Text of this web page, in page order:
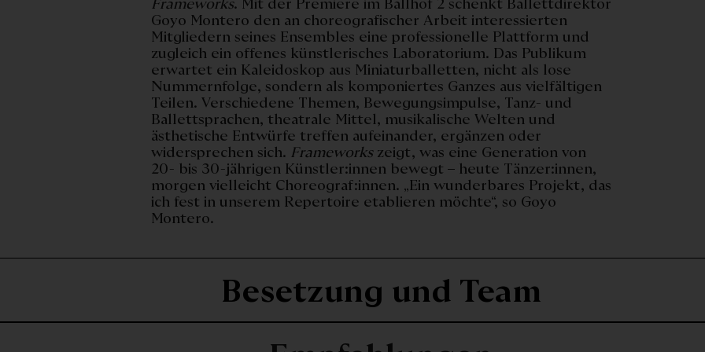
Goyo Montero den an choreografischer Arbeit interessierten
Mitgliedern seines Ensembles eine professionelle Plattform und
zugleich ein offenes künstlerisches Laboratorium. Das Publikum
erwartet ein Kaleidoskop aus Miniaturballetten, nicht als lose
Nummernfolge, sondern als komponiertes Ganzes aus vielfältigen
Teilen. Verschiedene Themen, Bewegungsimpulse, Tanz- und
Ballettsprachen, theatrale Mittel, musikalische Welten und
ästhetische Entwürfe treffen aufeinander, ergänzen oder
widersprechen sich. Frameworkszeigt, was eine Generation von
20- bis 30-jährigen Künstler:innen bewegt – heute Tänzer:innen,
morgen vielleicht Choreograf:innen. „Ein wunderbares Projekt, das
ich fest in unserem Repertoire etablieren möchte“, so Goyo
Montero.
Besetzung und Team